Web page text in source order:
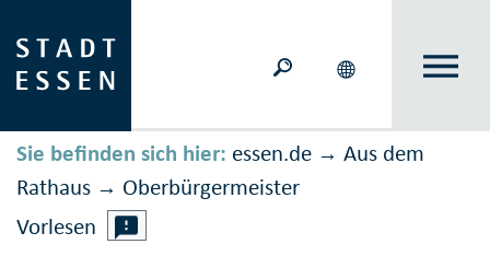
Sie befinden sich hier: essen.de → Aus dem
Rathaus → Ober­bürger­meister
Vorlesen